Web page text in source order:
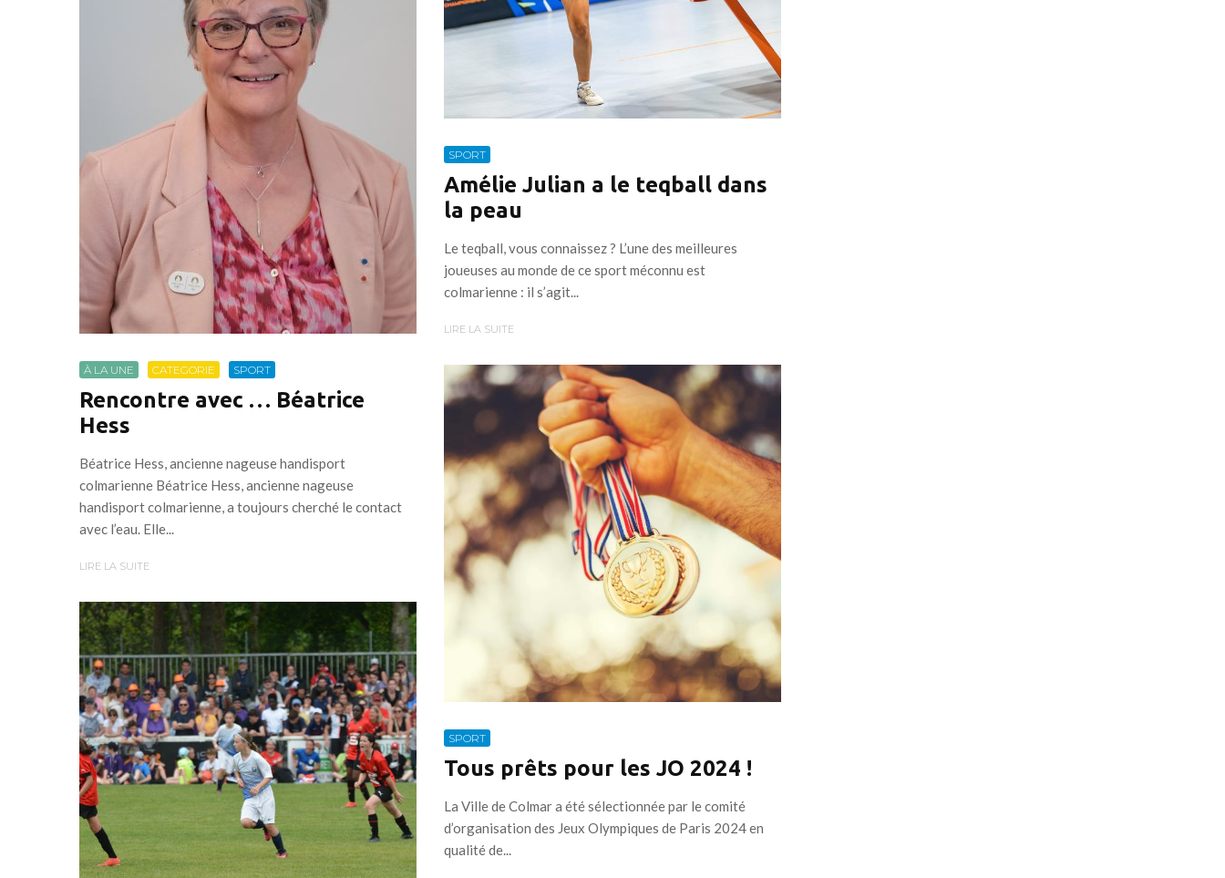
À LA UNE CATEGORIE SPORT
Rencontre avec … Béatrice
Hess
Béatrice Hess, ancienne nageuse handisport
colmarienne Béatrice Hess, ancienne nageuse
handisport colmarienne, a toujours cherché le contact
avec l’eau. Elle...
LIRE LA SUITE
SPORT
Amélie Julian a le teqball dans
la peau
Le teqball, vous connaissez ? L’une des meilleures
joueuses au monde de ce sport méconnu est
colmarienne : il s’agit...
LIRE LA SUITE
SPORT
Tous prêts pour les JO 2024 !
La Ville de Colmar a été sélectionnée par le comité
d’organisation des Jeux Olympiques de Paris 2024 en
qualité de...